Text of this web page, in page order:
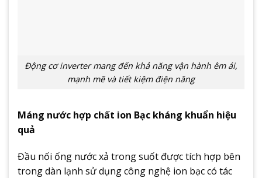
Động cơ inverter mang đến khả năng vận hành êm ái,
mạnh mẽ và tiết kiệm điện năng
Máng nước hợp chất ion Bạc kháng khuẩn hiệu
quả
Đầu nối ống nước xả trong suốt được tích hợp bên
trong dàn lạnh sử dụng công nghệ ion bạc có tác